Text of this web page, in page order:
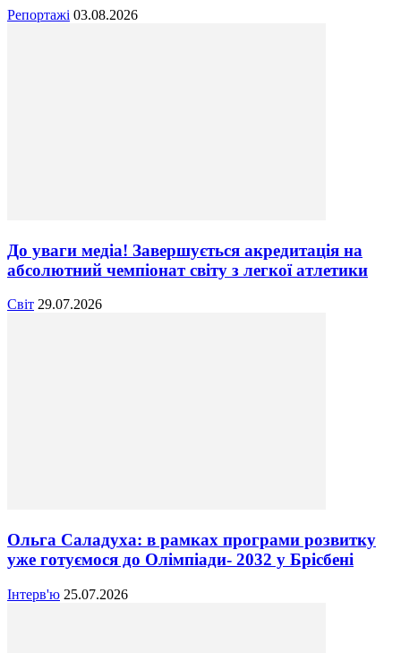
Репортажі 03.08.2026
До уваги медіа! Завершується акредитація на
абсолютний чемпіонат світу з легкої атлетики
Світ 29.07.2026
Ольга Саладуха: в рамках програми розвитку
уже готуємося до Олімпіади- 2032 у Брісбені
Інтерв'ю 25.07.2026